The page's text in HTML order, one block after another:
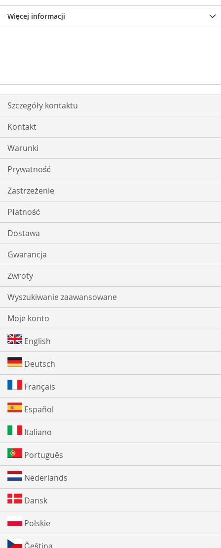
Więcej informacji
Szczegóły kontaktu
Kontakt
Warunki
Prywatność
Zastrzeżenie
Płatność
Dostawa
Gwarancja
Zwroty
Wyszukiwanie zaawansowane
Moje konto
English
Deutsch
Français
Español
Italiano
Português
Nederlands
Dansk
Polskie